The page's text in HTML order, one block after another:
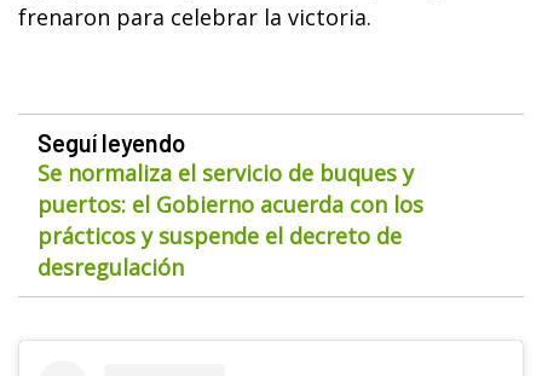
frenaron para celebrar la victoria.
Seguí leyendo
Se normaliza el servicio de buques y
puertos: el Gobierno acuerda con los
prácticos y suspende el decreto de
desregulación